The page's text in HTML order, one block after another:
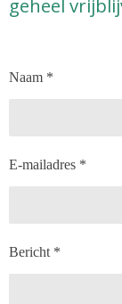
geheel
Naam *
E-mailadres *
Bericht *